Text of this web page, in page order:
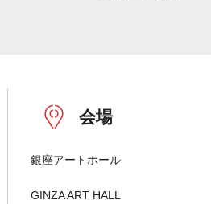
会場
銀座アートホール
GINZA ART HALL